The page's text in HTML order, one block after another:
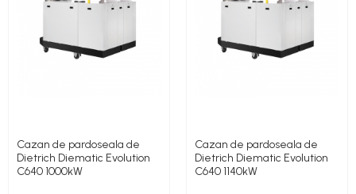
Cazan de pardoseala de
Dietrich Diematic Evolution
C640 1000kW
Cazan de pardoseala de
Dietrich Diematic Evolution
C640 1140kW